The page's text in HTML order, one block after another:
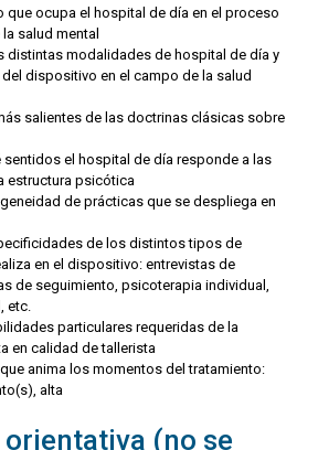
que ocupa el hospital de día en el proceso
salud mental
distintas modalidades de hospital de día y
dispositivo en el campo de la salud
salientes de las doctrinas clásicas sobre
sentidos el hospital de día responde a las
estructura psicótica
de prácticas que se despliega en
de los distintos tipos de
en el dispositivo: entrevistas de
de seguimiento, psicoterapia individual,
etc.
particulares requeridas de la
en calidad de tallerista
anima los momentos del tratamiento:
alta
(no se